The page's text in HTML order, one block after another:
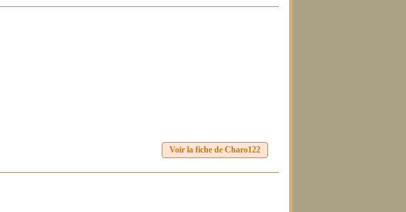
Voir la fiche de Charo122